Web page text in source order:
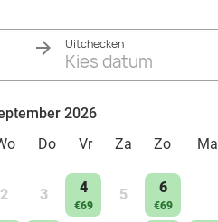
Uitchecken
Kies datum
2026
Do Vr Za Zo
2 3 4
€69
5 6
€69
Ma